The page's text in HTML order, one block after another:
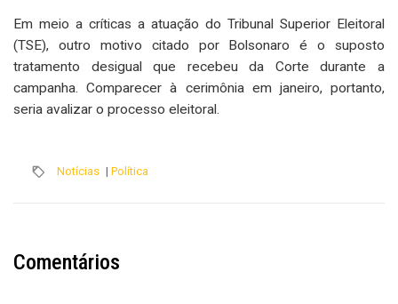
Em meio a críticas a atuação do Tribunal Superior Eleitoral
(TSE), outro motivo citado por Bolsonaro é o suposto
tratamento desigual que recebeu da Corte durante a
campanha. Comparecer à cerimônia em janeiro, portanto,
seria avalizar o processo eleitoral.
Notícias | Política
Comentários